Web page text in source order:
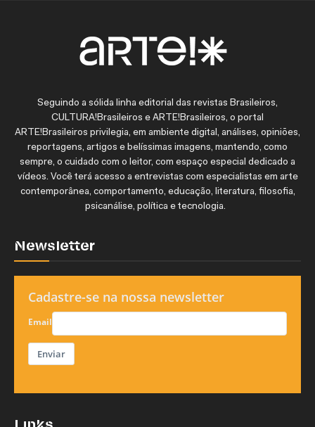
Seguindo a sólida linha editorial das revistas Brasileiros,
CULTURA!Brasileiros e ARTE!Brasileiros, o portal
ARTE!Brasileiros privilegia, em ambiente digital, análises, opiniões,
reportagens, artigos e belíssimas imagens, mantendo, como
sempre, o cuidado com o leitor, com espaço especial dedicado a
vídeos. Você terá acesso a entrevistas com especialistas em arte
contemporânea, comportamento, educação, literatura, filosofia,
psicanálise, política e tecnologia.
Newsletter
Cadastre-se na nossa newsletter
Email
Enviar